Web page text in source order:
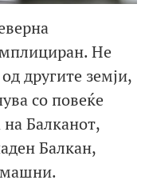
Не
другите земји,
со повеќе
Балканот,
Балкан,